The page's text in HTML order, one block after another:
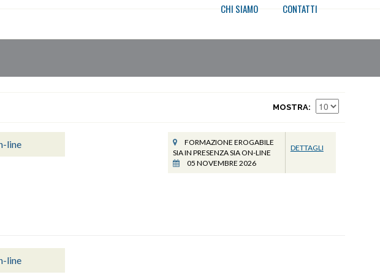
CONTATTI
CHI SIAMO
MOSTRA
line
FORMAZIONE EROGABILE
SIA IN PRESENZA SIA ON-LINE
05 NOVEMBRE 2026
DETTAGLI
line